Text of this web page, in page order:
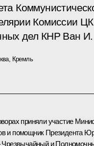
Комиссии
дел КНР Ван И.
Кремль
приняли участие
и помощник Президента
Чрезвычайный и